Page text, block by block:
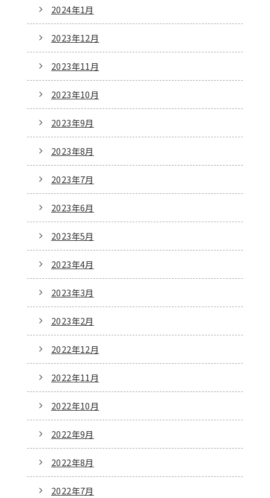
2024年1月
2023年12月
2023年11月
2023年10月
2023年9月
2023年8月
2023年7月
2023年6月
2023年5月
2023年4月
2023年3月
2023年2月
2022年12月
2022年11月
2022年10月
2022年9月
2022年8月
2022年7月